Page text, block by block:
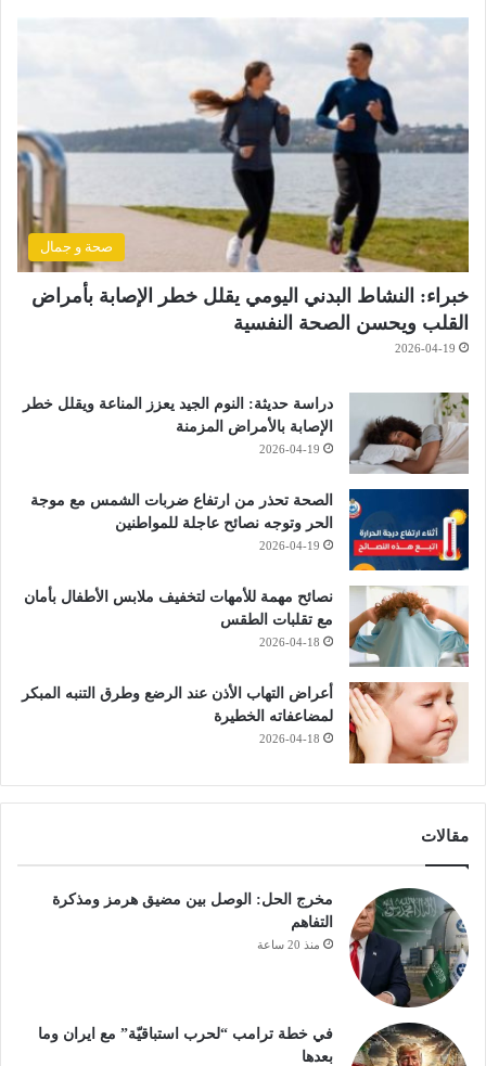
صحة و جمال
خبراء: النشاط البدني اليومي يقلل خطر الإصابة بأمراض
القلب ويحسن الصحة النفسية
2026-04-19
دراسة حديثة: النوم الجيد يعزز المناعة ويقلل خطر
الإصابة بالأمراض المزمنة
2026-04-19
الصحة تحذر من ارتفاع ضربات الشمس مع موجة
الحر وتوجه نصائح عاجلة للمواطنين
2026-04-19
نصائح مهمة للأمهات لتخفيف ملابس الأطفال بأمان
مع تقلبات الطقس
2026-04-18
أعراض التهاب الأذن عند الرضع وطرق التنبه المبكر
لمضاعفاته الخطيرة
2026-04-18
مقالات
مخرج الحل: الوصل بين مضيق هرمز ومذكرة
التفاهم
منذ 20 ساعة
في خطة ترامب “لحرب استباقيّة” مع ايران وما
بعدها